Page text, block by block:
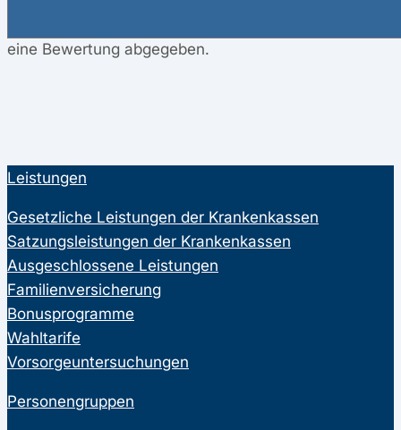
eine Bewertung abgegeben.
Leistungen
Gesetzliche Leistungen der Krankenkassen
Satzungsleistungen der Krankenkassen
Ausgeschlossene Leistungen
Familienversicherung
Bonusprogramme
Wahltarife
Vorsorgeuntersuchungen
Personengruppen